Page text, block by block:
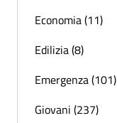
Economia (11)
Edilizia (8)
Emergenza (101)
Giovani (237)